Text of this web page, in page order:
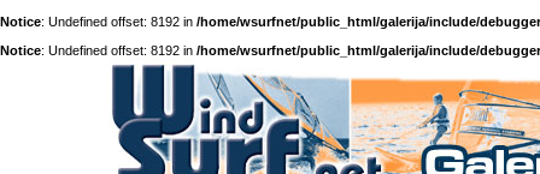
Notice: Undefined offset: 8192 in /home/wsurfnet/public_html/galerija/include/
Notice: Undefined offset: 8192 in /home/wsurfnet/public_html/galerija/include/